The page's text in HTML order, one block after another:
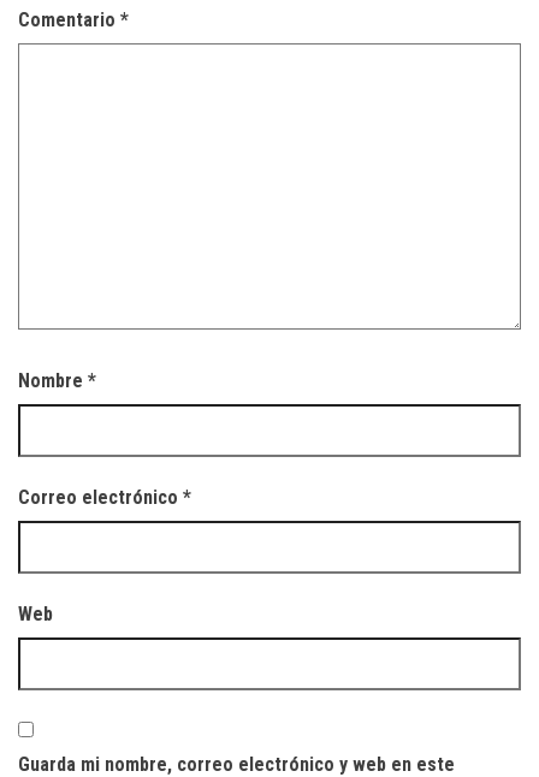
Comentario *
Nombre *
Correo electrónico *
Web
Guarda mi nombre, correo electrónico y web en este